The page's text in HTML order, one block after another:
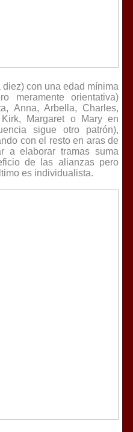
con una edad mínima
meramente orientativa)
Anna, Arbella, Charles,
Kirk, Margaret o Mary en
sigue otro patrón),
con el resto en aras de
a elaborar tramas suma
de las alianzas pero
es individualista.